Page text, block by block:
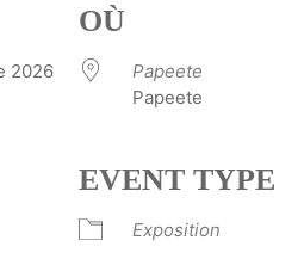
2026
OÙ
Papeete
Papeete
EVENT TYPE
Exposition